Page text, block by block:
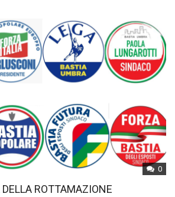
0
ROTTAMAZIONE